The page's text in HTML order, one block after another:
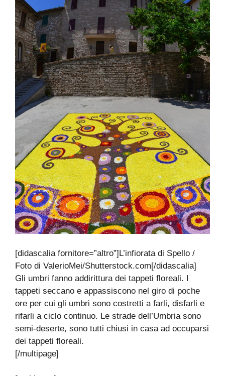
[didascalia fornitore=”altro”]L’infiorata di Spello /
Foto di ValerioMei/Shutterstock.com[/didascalia]
Gli umbri fanno addirittura dei tappeti floreali. I
tappeti seccano e appassiscono nel giro di poche
ore per cui gli umbri sono costretti a farli, disfarli e
rifarli a ciclo continuo. Le strade dell’Umbria sono
semi-deserte, sono tutti chiusi in casa ad occuparsi
dei tappeti floreali.
[/multipage]